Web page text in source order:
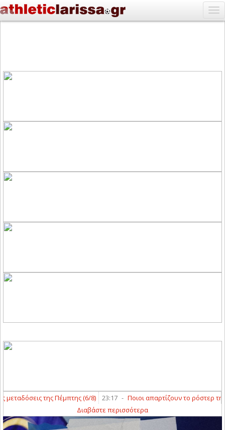
της Πέμπτης (6/8) 23:17 - Ποιοι απαρτίζουν το ρόστερ της
Διαβάστε περισσότερα